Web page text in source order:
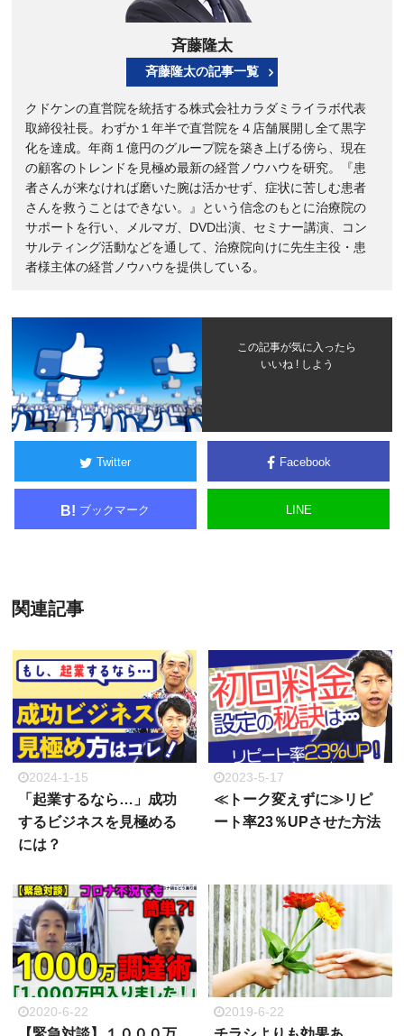
斉藤隆太
斉藤隆太の記事一覧
クドケンの直営院を統括する株式会社カラダミライラボ代表
取締役社長。わずか１年半で直営院を４店舗展開し全て黒字
化を達成。年商１億円のグループ院を築き上げる傍ら、現在
の顧客のトレンドを見極め最新の経営ノウハウを研究。『患
者さんが来なければ磨いた腕は活かせず、症状に苦しむ患者
さんを救うことはできない。』という信念のもとに治療院の
サポートを行い、メルマガ、DVD出演、セミナー講演、コン
サルティング活動などを通して、治療院向けに先生主役・患
者様主体の経営ノウハウを提供している。
この記事が気に入ったら
いいね ! しよう
Twitter Facebook
B! ブックマーク LINE
関連記事
2024-1-15
「起業するなら…」成功
するビジネスを見極める
には？
2023-5-17
≪トーク変えずに≫リピ
ート率23％UPさせた方法
2020-6-22 2019-6-22